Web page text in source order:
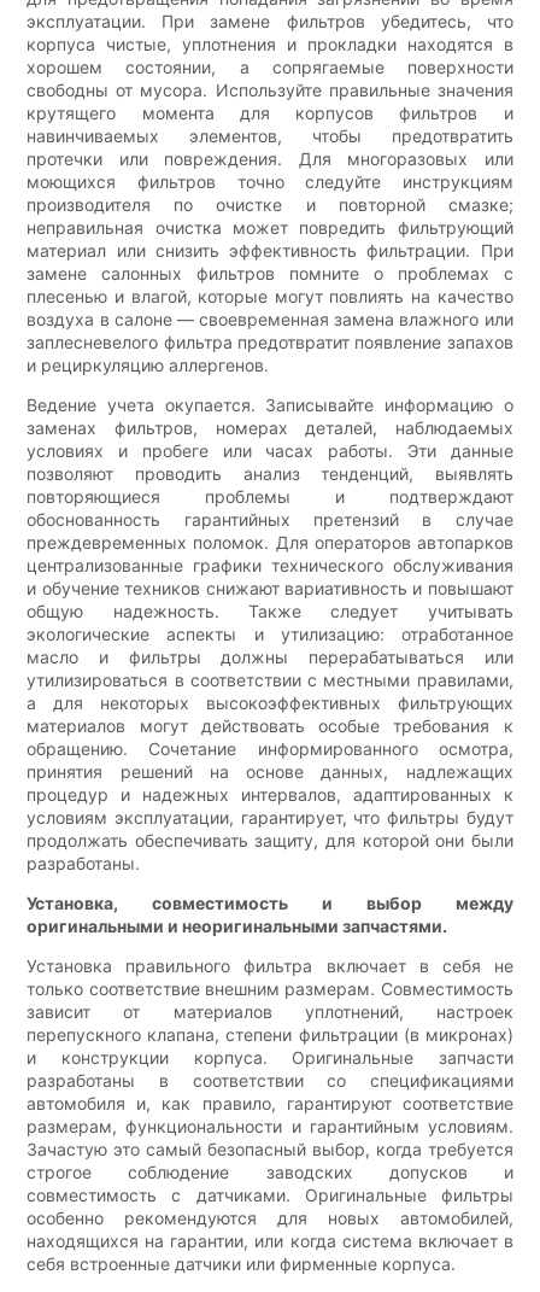
эксплуатации. При замене фильтров убедитесь, что
корпуса чистые, уплотнения и прокладки находятся в
хорошем состоянии, а сопрягаемые поверхности
свободны от мусора. Используйте правильные значения
крутящего момента для корпусов фильтров и
навинчиваемых элементов, чтобы предотвратить
протечки или повреждения. Для многоразовых или
моющихся фильтров точно следуйте инструкциям
производителя по очистке и повторной смазке;
неправильная очистка может повредить фильтрующий
материал или снизить эффективность фильтрации. При
замене салонных фильтров помните о проблемах с
плесенью и влагой, которые могут повлиять на качество
воздуха в салоне — своевременная замена влажного или
заплесневелого фильтра предотвратит появление запахов
и рециркуляцию аллергенов.
Ведение учета окупается. Записывайте информацию о
заменах фильтров, номерах деталей, наблюдаемых
условиях и пробеге или часах работы. Эти данные
позволяют проводить анализ тенденций, выявлять
повторяющиеся проблемы и подтверждают
обоснованность гарантийных претензий в случае
преждевременных поломок. Для операторов автопарков
централизованные графики технического обслуживания
и обучение техников снижают вариативность и повышают
общую надежность. Также следует учитывать
экологические аспекты и утилизацию: отработанное
масло и фильтры должны перерабатываться или
утилизироваться в соответствии с местными правилами,
а для некоторых высокоэффективных фильтрующих
материалов могут действовать особые требования к
обращению. Сочетание информированного осмотра,
принятия решений на основе данных, надлежащих
процедур и надежных интервалов, адаптированных к
условиям эксплуатации, гарантирует, что фильтры будут
продолжать обеспечивать защиту, для которой они были
разработаны.
Установка, совместимость и выбор между
оригинальными и неоригинальными запчастями.
Установка правильного фильтра включает в себя не
только соответствие внешним размерам. Совместимость
зависит от материалов уплотнений, настроек
перепускного клапана, степени фильтрации (в микронах)
и конструкции корпуса. Оригинальные запчасти
разработаны в соответствии со спецификациями
автомобиля и, как правило, гарантируют соответствие
размерам, функциональности и гарантийным условиям.
Зачастую это самый безопасный выбор, когда требуется
строгое соблюдение заводских допусков и
совместимость с датчиками. Оригинальные фильтры
особенно рекомендуются для новых автомобилей,
находящихся на гарантии, или когда система включает в
себя встроенные датчики или фирменные корпуса.